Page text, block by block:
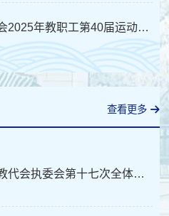
中南民族大学工会2025年教职工第40届运动会比赛三等奖奖品采购公告
查看更多
我校召开第七届教代会执委会第十七次全体会议